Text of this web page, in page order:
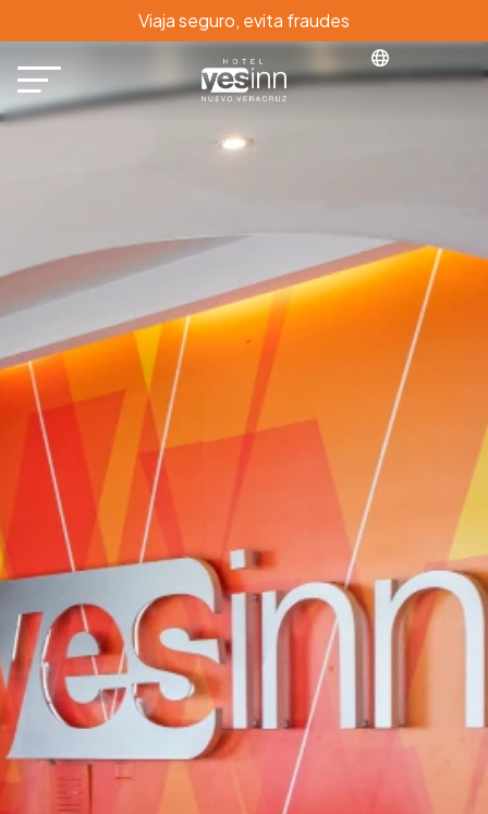
Viaja seguro, evita fraudes